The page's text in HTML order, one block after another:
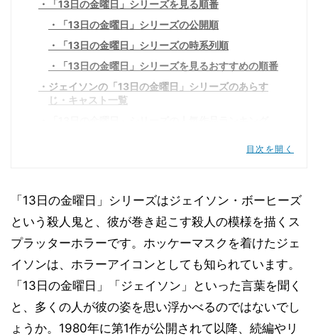
「13日の金曜日」シリーズを見る順番
「13日の金曜日」シリーズの公開順
「13日の金曜日」シリーズの時系列順
「13日の金曜日」シリーズを見るおすすめの順番
ジェイソンの「13日の金曜日」シリーズのあらす
じ・キャスト一覧
第1作から最新作まで! 「13日の金曜日」シリーズの
見る順番を紹介しました
目次を開く
「13日の金曜日」シリーズはジェイソン・ボーヒーズ
という殺人鬼と、彼が巻き起こす殺人の模様を描くス
プラッターホラーです。ホッケーマスクを着けたジェ
イソンは、ホラーアイコンとしても知られています。
「13日の金曜日」「ジェイソン」といった言葉を聞く
と、多くの人が彼の姿を思い浮かべるのではないでし
ょうか。1980年に第1作が公開されて以降、続編やリ